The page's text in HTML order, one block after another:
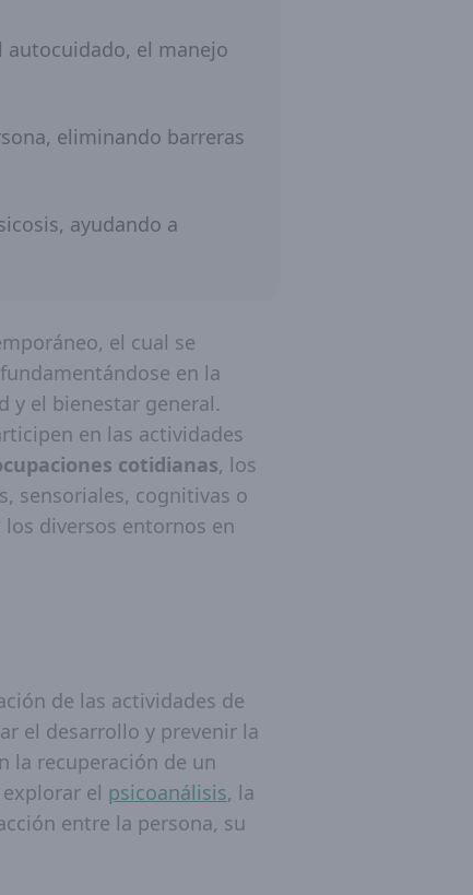
autocuidado, el manejo
eliminando barreras
ayudando a
el cual se
en la
y el bienestar general.
en las actividades
cotidianas, los
sensoriales, cognitivas o
diversos entornos en
de las actividades de
el desarrollo y prevenir la
la recuperación de un
el psicoanálisis, la
entre la persona, su